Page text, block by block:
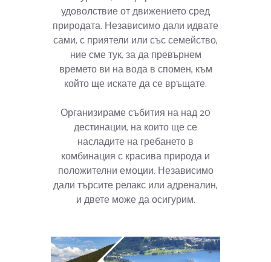
удоволствие от движението сред
природата. Независимо дали идвате
сами, с приятели или със семейство,
ние сме тук, за да превърнем
времето ви на вода в спомен, към
който ще искате да се връщате.
Организираме събития на над 20
дестинации, на които ще се
насладите на гребането в
комбинация с красива природа и
положителни емоции. Независимо
дали търсите релакс или адреналин,
и двете може да осигурим.